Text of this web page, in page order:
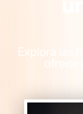
Explora las
ofrece